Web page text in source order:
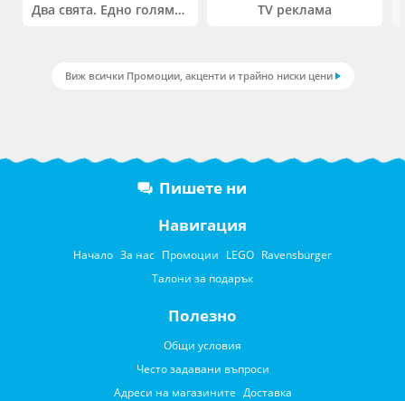
Два свята. Едно голямо приключение. Купи 2 продукта LEGO® Friends и/или LEGO® Minecraft и вземи -27% TV реклама
Виж всички Промоции, акценти и трайно ниски цени
Пишете ни
Навигация
Начало За нас Промоции LEGO Ravensburger
Талони за подарък
Полезно
Общи условия
Често задавани въпроси
Адреси на магазините Доставка